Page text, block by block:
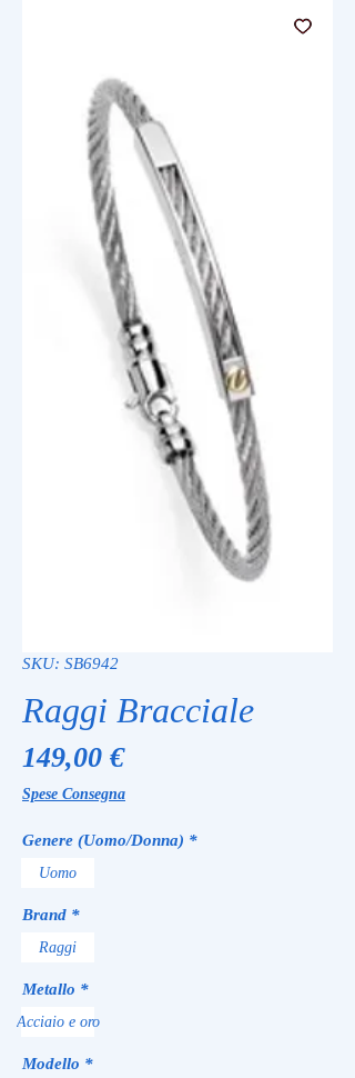
SKU: SB6942
Raggi Bracciale
149,00 €Prezzo
Spese Consegna
Genere (Uomo/Donna) *
Uomo
Brand *
Raggi
Metallo *
Acciaio e oro
Modello *